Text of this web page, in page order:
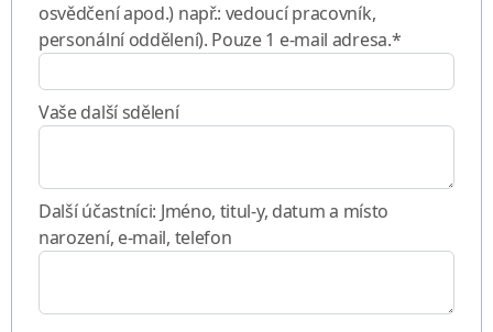
osvědčení apod.) např.: vedoucí pracovník,
personální oddělení). Pouze 1 e-mail adresa.*
Vaše další sdělení
Další účastníci: Jméno, titul-y, datum a místo
narození, e-mail, telefon